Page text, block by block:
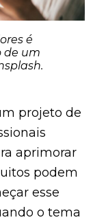
é
de um
projeto de
aprimorar
podem
esse
o tema